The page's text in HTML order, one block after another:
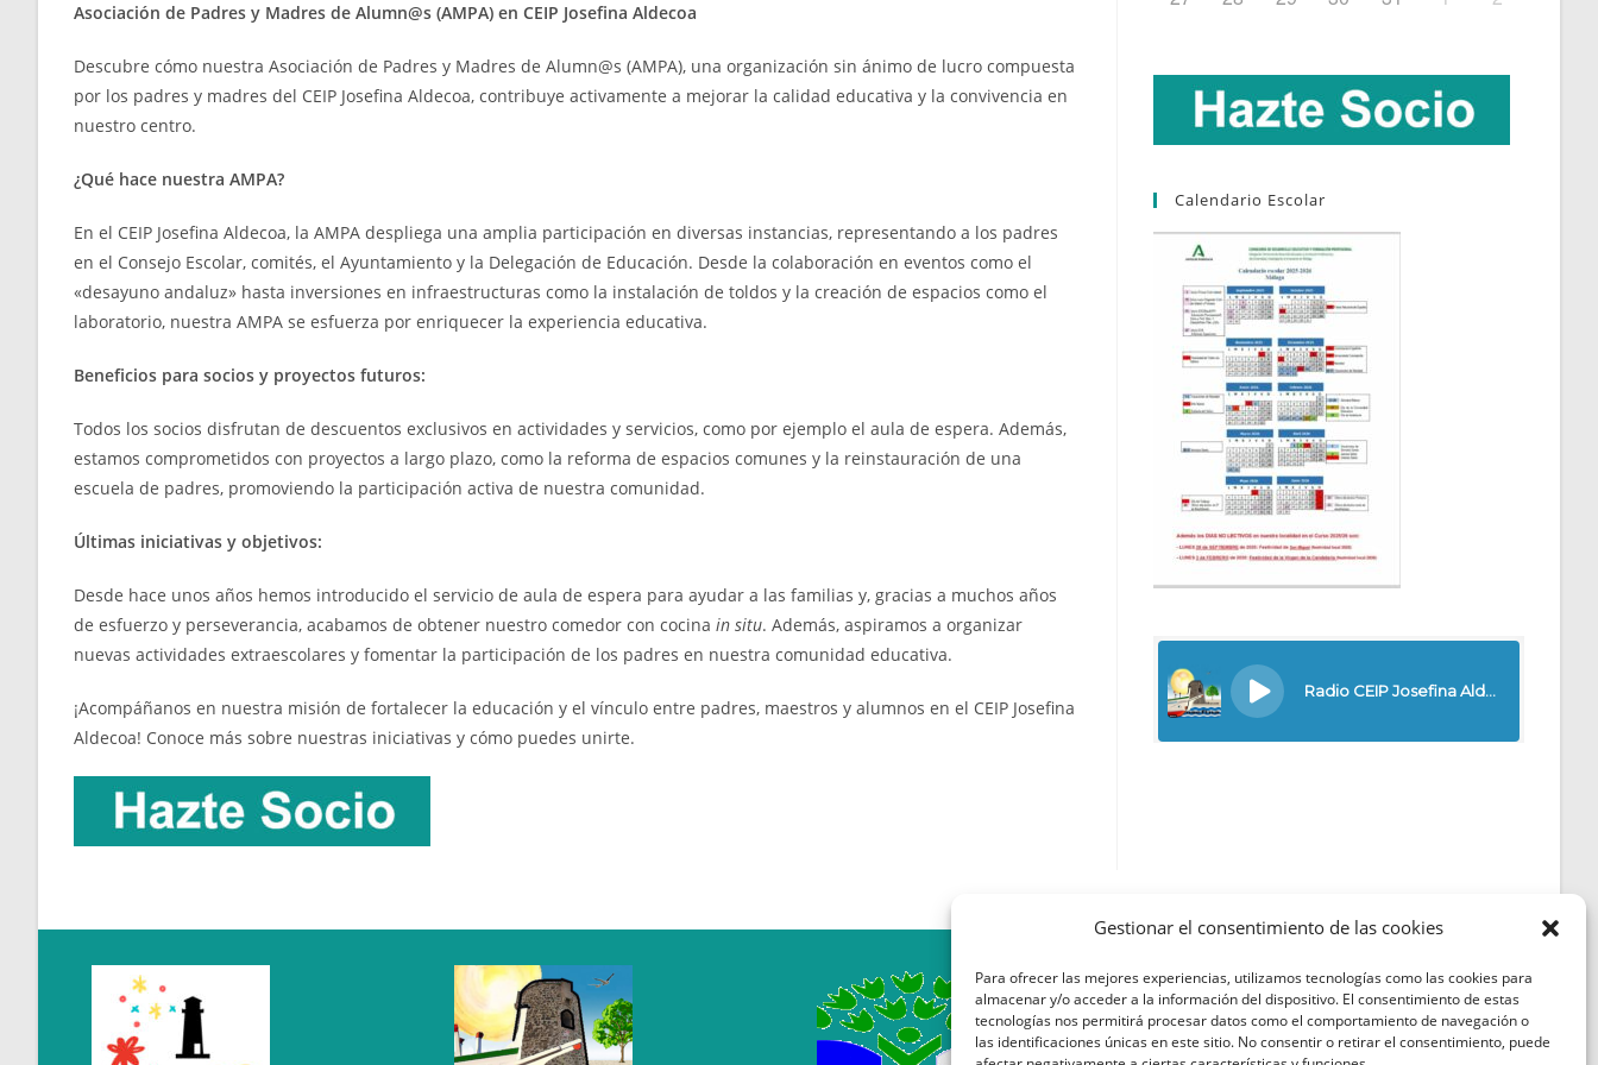
Gestionar el consentimiento de las cookies
Para ofrecer las mejores experiencias, utilizamos tecnologías como las cookies para
almacenar y/o acceder a la información del dispositivo. El consentimiento de estas
tecnologías nos permitirá procesar datos como el comportamiento de navegación o
las identificaciones únicas en este sitio. No consentir o retirar el consentimiento, puede
Asociación de Padres y Madres de Alumn@s (AMPA) en CEIP Josefina Aldecoa
Descubre cómo nuestra Asociación de Padres y Madres de Alumn@s (AMPA), una organización sin ánimo de lucro compuesta
por los padres y madres del CEIP Josefina Aldecoa, contribuye activamente a mejorar la calidad educativa y la convivencia en
nuestro centro.
¿Qué hace nuestra AMPA?
En el CEIP Josefina Aldecoa, la AMPA despliega una amplia participación en diversas instancias, representando a los padres
en el Consejo Escolar, comités, el Ayuntamiento y la Delegación de Educación. Desde la colaboración en eventos como el
«desayuno andaluz» hasta inversiones en infraestructuras como la instalación de toldos y la creación de espacios como el
laboratorio, nuestra AMPA se esfuerza por enriquecer la experiencia educativa.
Beneficios para socios y proyectos futuros:
Todos los socios disfrutan de descuentos exclusivos en actividades y servicios, como por ejemplo el aula de espera. Además,
estamos comprometidos con proyectos a largo plazo, como la reforma de espacios comunes y la reinstauración de una
escuela de padres, promoviendo la participación activa de nuestra comunidad.
Últimas iniciativas y objetivos:
Desde hace unos años hemos introducido el servicio de aula de espera para ayudar a las familias y, gracias a muchos años
de esfuerzo y perseverancia, acabamos de obtener nuestro comedor con cocina in situ. Además, aspiramos a organizar
nuevas actividades extraescolares y fomentar la participación de los padres en nuestra comunidad educativa.
¡Acompáñanos en nuestra misión de fortalecer la educación y el vínculo entre padres, maestros y alumnos en el CEIP Josefina
Aldecoa! Conoce más sobre nuestras iniciativas y cómo puedes unirte.
Calendario Escolar
Política de Cookies
Política de Privacidad